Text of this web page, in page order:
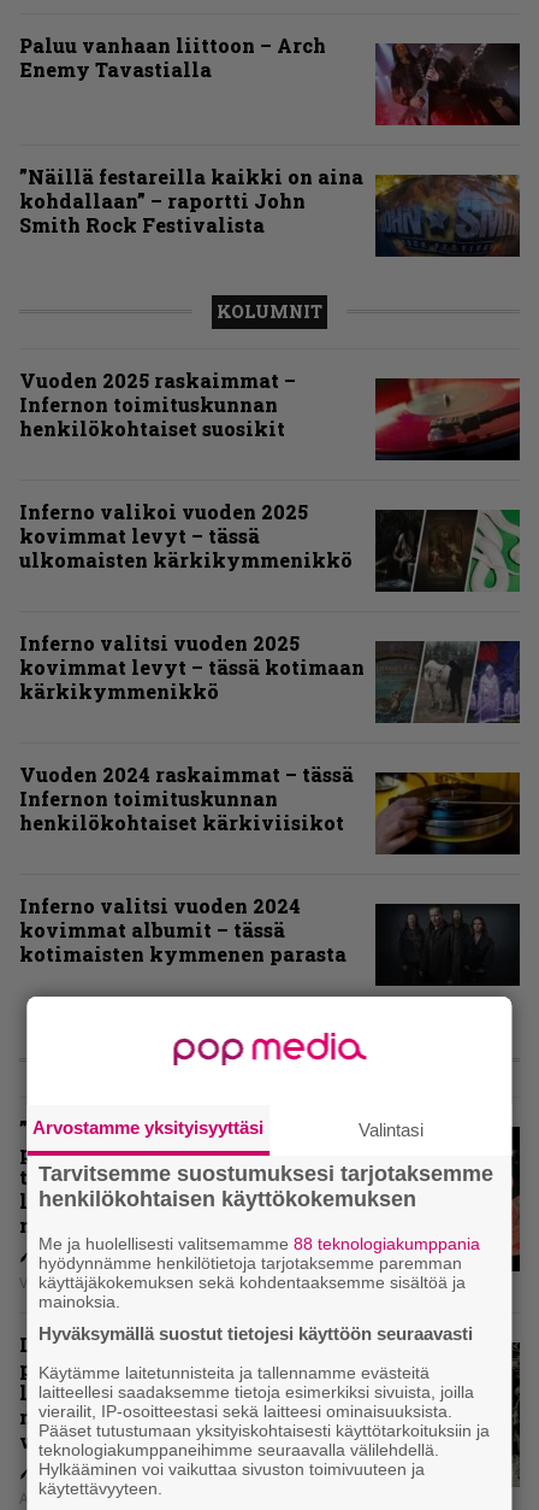
Paluu vanhaan liittoon – Arch
Enemy Tavastialla
”Näillä festareilla kaikki on aina
kohdallaan” – raportti John
Smith Rock Festivalista
KOLUMNIT
Vuoden 2025 raskaimmat –
Infernon toimituskunnan
henkilökohtaiset suosikit
Inferno valikoi vuoden 2025
kovimmat levyt – tässä
ulkomaisten kärkikymmenikkö
Inferno valitsi vuoden 2025
kovimmat levyt – tässä kotimaan
kärkikymmenikkö
Vuoden 2024 raskaimmat – tässä
Infernon toimituskunnan
henkilökohtaiset kärkiviisikot
Inferno valitsi vuoden 2024
kovimmat albumit – tässä
kotimaisten kymmenen parasta
ARVIOT
”Metallica ei ole koskaan
pelännyt kehittyä ja muuttua” –
tarkistelussa 30 vuotta täyttävä
levy, joka jakaa fanien
mielipiteet
Vesa Siltanen
Levyarvio: Coronerin
paluualbumi 32 vuotta edellisen
levytyksen jälkeen ei voi
mitenkään täyttää odotuksia. Vai
voiko?
Aki Nuopponen
Arvostamme yksityisyyttäsi Valintasi
Tarvitsemme suostumuksesi tarjotaksemme
henkilökohtaisen käyttökokemuksen
Me ja huolellisesti valitsemamme88 teknologiakumppania
hyödynnämme henkilötietoja tarjotaksemme paremman
käyttäjäkokemuksen sekä kohdentaaksemme sisältöä ja
mainoksia.
Hyväksymällä suostut tietojesi käyttöön seuraavasti
Käytämme laitetunnisteita ja tallennamme evästeitä
laitteellesi saadaksemme tietoja esimerkiksi sivuista, joilla
vierailit, IP-osoitteestasi sekä laitteesi ominaisuuksista.
Pääset tutustumaan yksityiskohtaisesti käyttötarkoituksiin ja
teknologiakumppaneihimme seuraavalla välilehdellä.
Hylkääminen voi vaikuttaa sivuston toimivuuteen ja
käytettävyyteen.